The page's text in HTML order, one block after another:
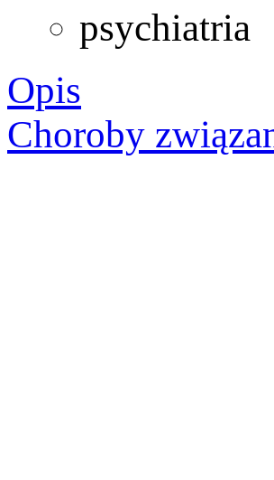
psychiatria
Opis
Choroby